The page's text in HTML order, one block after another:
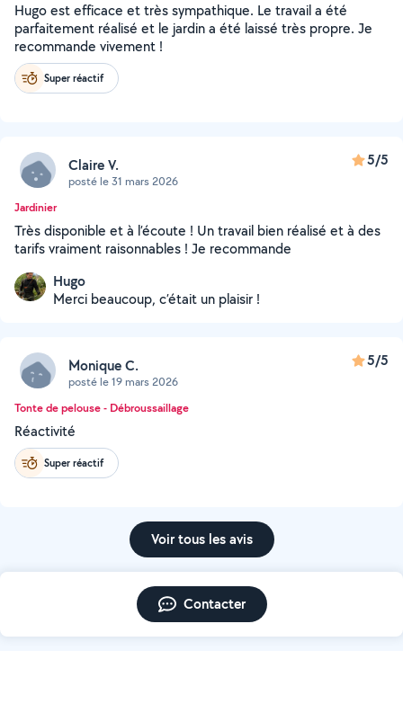
Hugo est efficace et très sympathique. Le travail a été
parfaitement réalisé et le jardin a été laissé très propre. Je
recommande vivement !
Super réactif
Claire V.
posté le 31 mars 2026
5/5
Jardinier
Très disponible et à l’écoute ! Un travail bien réalisé et à des
tarifs vraiment raisonnables ! Je recommande
Hugo
Merci beaucoup, c’était un plaisir !
Monique C.
posté le 19 mars 2026
5/5
Tonte de pelouse - Débroussaillage
Réactivité
Super réactif
Voir tous les avis
Contacter